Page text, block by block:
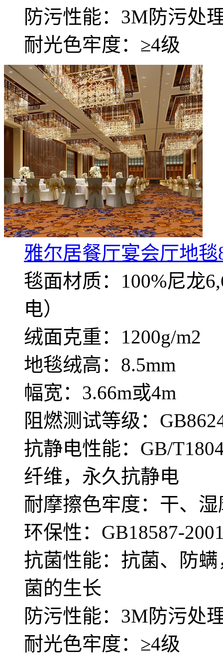
防污性能：3M防污处
耐光色牢度：≥4级
雅尔居餐厅宴会厅地毯
毯面材质：100%尼龙
电）
绒面克重：1200g/m2
地毯绒高：8.5mm
幅宽：3.66m或4m
阻燃测试等级：
抗静电性能：GB/
纤维，永久抗静电
耐摩擦色牢度：干、
环保性：GB18587-
抗菌性能：抗菌、防
菌的生长
防污性能：3M防污处
耐光色牢度：≥4级